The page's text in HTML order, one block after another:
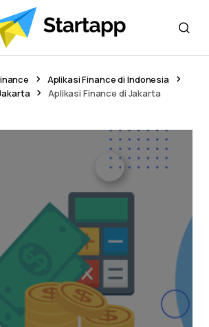
Aplikasi Finance di Indonesia
Aplikasi Finance di Jakarta